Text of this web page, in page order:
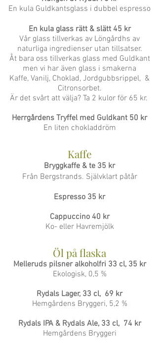
En kula Guldkantsglass i dubbel espresso
En kula glass rätt & slätt 45 kr
Vår glass tillverkas av Löngårdhs av
naturliga ingredienser utan tillsatser.
Åt bara oss tillverkas glass med Guldkant
men vi har även glass i smakerna
Kaffe, Vanilj, Choklad, Jordgubbsrippel, &
Citronsorbet.
Är det svårt att välja? Ta 2 kulor för 65 kr.
Herrgårdens Tryffel med Guldkant 50 kr
En liten chokladdröm
Kaffe
Bryggkaffe & te 35 kr
Från Bergstrands. Självklart påtår
Espresso 35 kr
Cappuccino 40 kr
Ko- eller Havremjölk
Öl på flaska
Melleruds pilsner alkoholfri 33 cl, 35 kr
Ekologisk, 0,5 %
Rydals Lager, 33 cl, 69 kr
Hemgårdens Bryggeri, 5,2 %
Rydals IPA & Rydals Ale, 33 cl, 74 kr
Hemgårdens Bryggeri